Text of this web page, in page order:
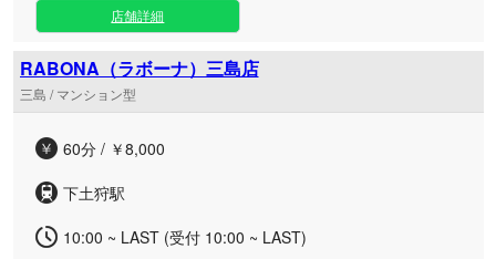
は、日々の忙しさから解放され、心から癒やされたい男性の
ための特別な場所です。 ワンルーム型の完全個室となってお
り、プライベートな空間で誰にも邪魔されずにリラックスし
ていただけます。品格のある日本人セラピストによる丁寧な
施術は、心身ともに深い安らぎをもたらします。 お仕事帰り
でもご利用いただけます。こちらのルームで、皆様のご来店
店舗詳細
RABONA（ラボーナ）三島店
三島 / マンション型
60分 / ￥8,000
下土狩駅
10:00 ~ LAST (受付 10:00 ~ LAST)